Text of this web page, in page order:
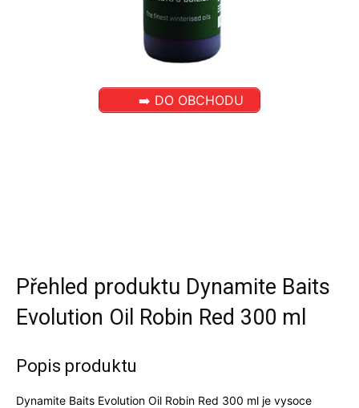
➡️ DO OBCHODU
Přehled produktu Dynamite Baits
Evolution Oil Robin Red 300 ml
Popis produktu
Dynamite Baits Evolution Oil Robin Red 300 ml je vysoce